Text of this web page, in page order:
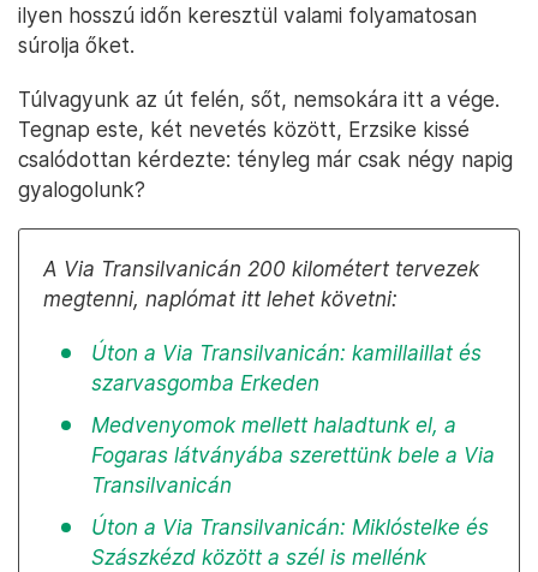
ilyen hosszú időn keresztül valami folyamatosan
súrolja őket.
Túlvagyunk az út felén, sőt, nemsokára itt a vége.
Tegnap este, két nevetés között, Erzsike kissé
csalódottan kérdezte: tényleg már csak négy napig
gyalogolunk?
A Via Transilvanicán 200 kilométert tervezek
megtenni, naplómat itt lehet követni:
Úton a Via Transilvanicán: kamillaillat és
szarvasgomba Erkeden
Medvenyomok mellett haladtunk el, a
Fogaras látványába szerettünk bele a Via
Transilvanicán
Úton a Via Transilvanicán: Miklóstelke és
Szászkézd között a szél is mellénk